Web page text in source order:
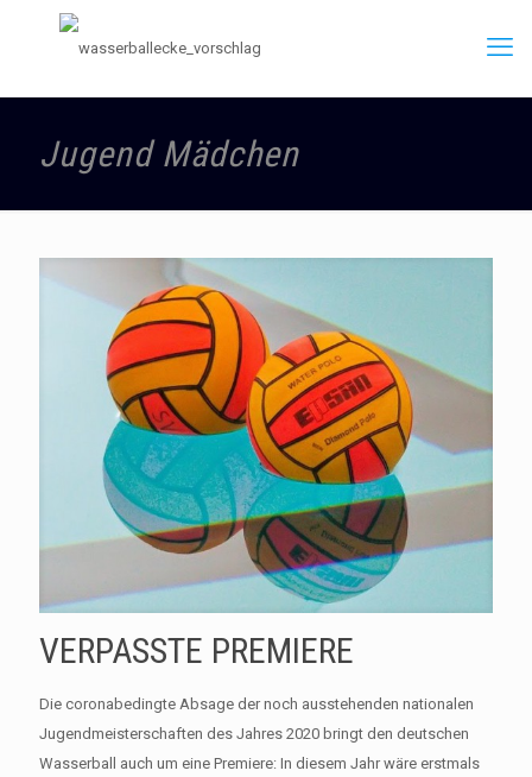
Jugend Mädchen
VERPASSTE PREMIERE
Die coronabedingte Absage der noch ausstehenden nationalen
Jugendmeisterschaften des Jahres 2020 bringt den deutschen
Wasserball auch um eine Premiere: In diesem Jahr wäre erstmals